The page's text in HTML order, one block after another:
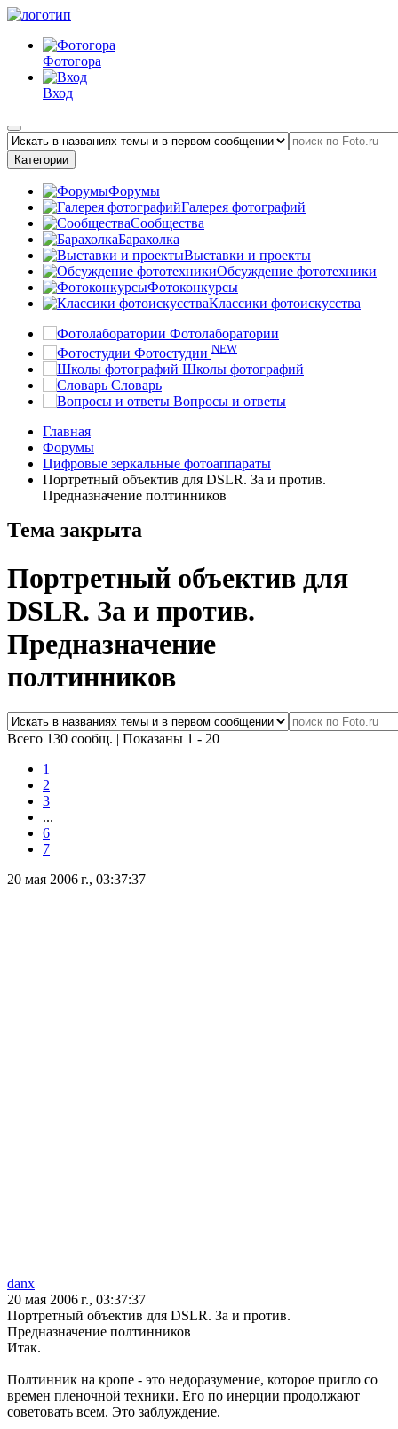
Фотогора
Вход
Категории
Форумы
Галерея фотографий
Сообщества
Барахолка
Выставки и проекты
Обсуждение фототехники
Фотоконкурсы
Классики фотоискусства
Фотолаборатории
Фотостудии NEW
Школы фотографий
Словарь
Вопросы и ответы
Главная
Форумы
Цифровые зеркальные фотоаппараты
Портретный объектив для DSLR. За и против.
Предназначение полтинников
Тема закрыта
Портретный объектив для
DSLR. За и против.
Предназначение
полтинников
Всего 130 сообщ. | Показаны 1 - 20
1
2
3
...
6
7
20 мая 2006 г., 03:37:37
danx
20 мая 2006 г., 03:37:37
Портретный объектив для DSLR. За и против.
Предназначение полтинников
Итак.
Полтинник на кропе - это недоразумение, которое пригло со
времен пленочной техники. Его по инерции продолжают
советовать всем. Это заблуждение.